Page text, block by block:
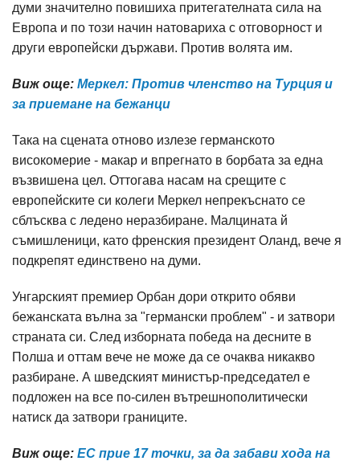
думи значително повишиха притегателната сила на
Европа и по този начин натовариха с отговорност и
други европейски държави. Против волята им.
Виж още: Меркел: Против членство на Турция и
за приемане на бежанци
Така на сцената отново излезе германското
високомерие - макар и впрегнато в борбата за една
възвишена цел. Оттогава насам на срещите с
европейските си колеги Меркел непрекъснато се
сблъсква с ледено неразбиране. Малцината й
съмишленици, като френския президент Оланд, вече я
подкрепят единствено на думи.
Унгарският премиер Орбан дори открито обяви
бежанската вълна за "германски проблем" - и затвори
страната си. След изборната победа на десните в
Полша и оттам вече не може да се очаква никакво
разбиране. А шведският министър-председател е
подложен на все по-силен вътрешнополитически
натиск да затвори границите.
Виж още: ЕС прие 17 точки, за да забави хода на